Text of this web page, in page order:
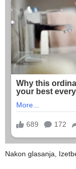
Nakon glasanja,